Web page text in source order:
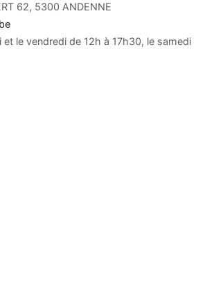
62, 5300 ANDENNE
et le vendredi de 12h à 17h30, le samedi